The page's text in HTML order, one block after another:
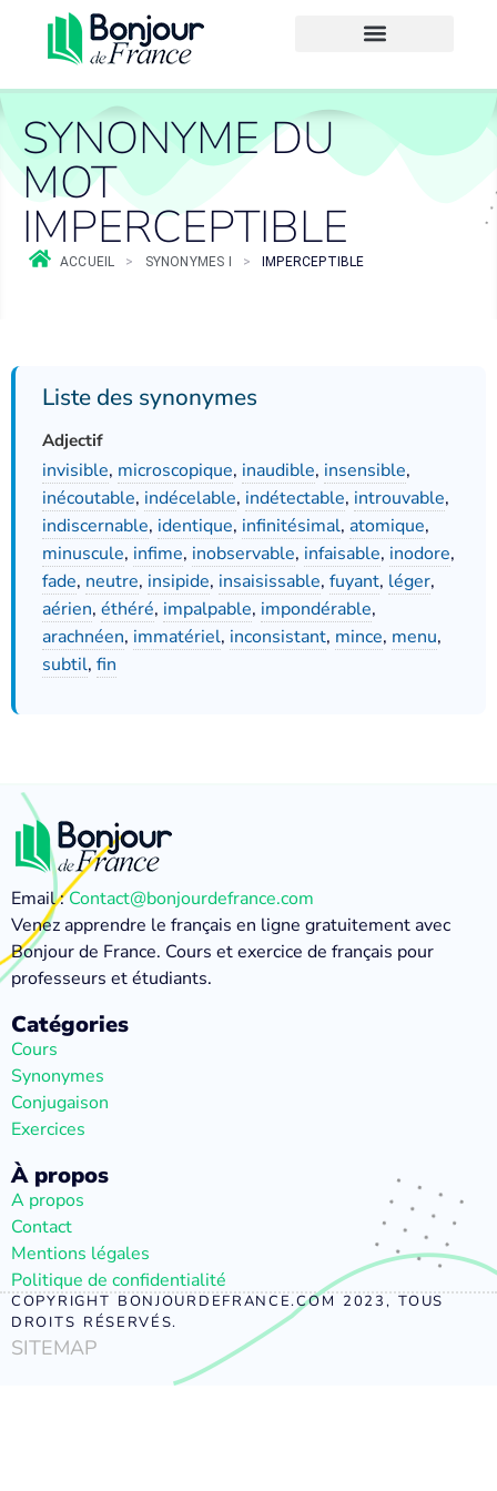
SYNONYME DU
MOT
IMPERCEPTIBLE
ACCUEIL > SYNONYMES I > IMPERCEPTIBLE
Liste des synonymes
Adjectif
invisible, microscopique, inaudible, insensible,
inécoutable, indécelable, indétectable, introuvable,
indiscernable, identique, infinitésimal, atomique,
minuscule, infime, inobservable, infaisable, inodore,
fade, neutre, insipide, insaisissable, fuyant, léger,
aérien, éthéré, impalpable, impondérable,
arachnéen, immatériel, inconsistant, mince, menu,
subtil, fin
Email :Contact@bonjourdefrance.com
Venez apprendre le français en ligne gratuitement avec
Bonjour de France. Cours et exercice de français pour
professeurs et étudiants.
Catégories
Cours
Synonymes
Conjugaison
Exercices
À propos
A propos
Contact
Mentions légales
Politique de confidentialité
COPYRIGHT BONJOURDEFRANCE.COM 2023, TOUS
DROITS RÉSERVÉS.
SITEMAP